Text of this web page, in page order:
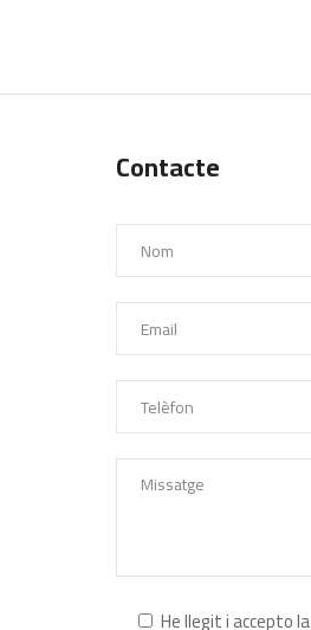
Contacte
He llegit i accepto la